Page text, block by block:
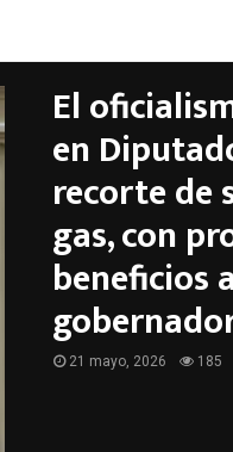
El
en
recorte de
gas, con
beneficios a
21 mayo, 2026 185